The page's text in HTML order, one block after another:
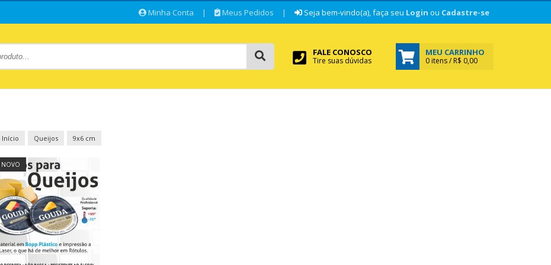
Minha Conta | Meus Pedidos | Seja bem-vindo(a), faça seu Login ou Cadastre-se
FALE CONOSCO
Tire suas dúvidas
MEU CARRINHO
0 itens / R$ 0,00
Início Queijos 9x6 cm
NOVO